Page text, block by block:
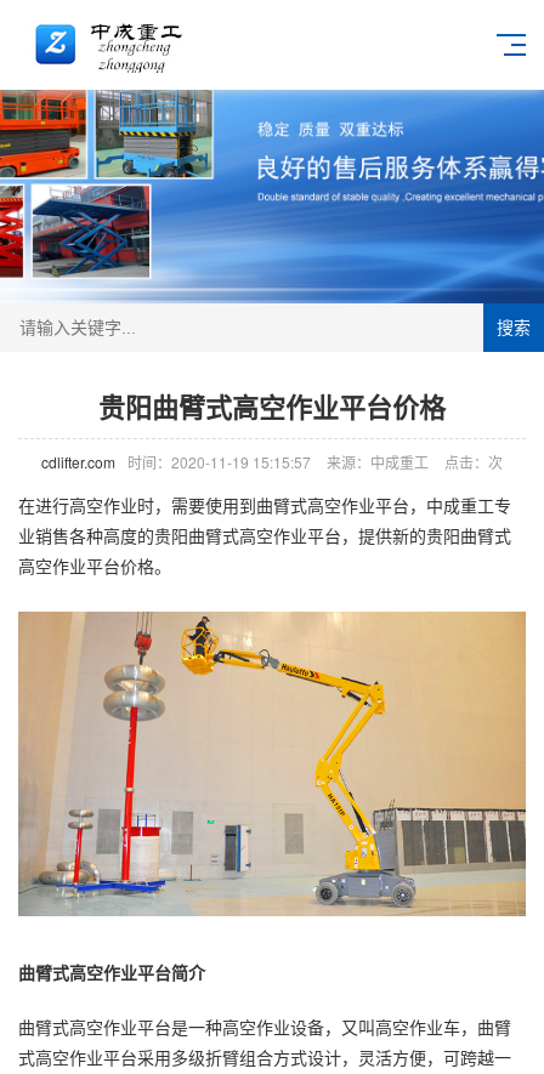
搜索
贵阳曲臂式高空作业平台价格
cdlifter.com 时间：2020-11-19 15:15:57 来源：中成重工 点击： 次
在进行高空作业时，需要使用到曲臂式高空作业平台，中成重工专
业销售各种高度的贵阳曲臂式高空作业平台，提供新的贵阳曲臂式
高空作业平台价格。
曲臂式高空作业平台简介
曲臂式高空作业平台是一种高空作业设备，又叫高空作业车，曲臂
式高空作业平台采用多级折臂组合方式设计，灵活方便，可跨越一